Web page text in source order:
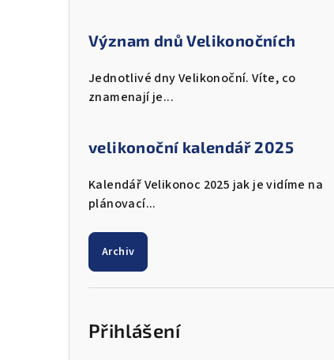
Význam dnů Velikonočních
Jednotlivé dny Velikonoční. Víte, co
znamenají je...
velikonoční kalendář 2025
Kalendář Velikonoc 2025 jak je vidíme na
plánovací...
Archiv
Přihlášení